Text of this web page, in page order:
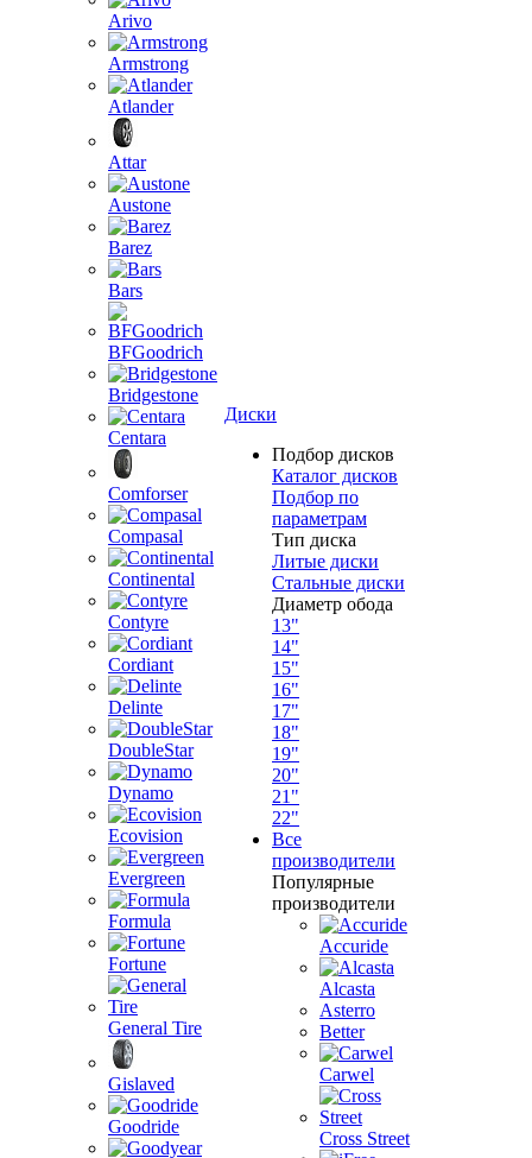
Arivo
Armstrong
Atlander
Attar
Austone
Barez
Bars
BFGoodrich
Bridgestone
Centara
Comforser
Compasal
Continental
Contyre
Cordiant
Delinte
DoubleStar
Dynamo
Ecovision
Evergreen
Formula
Fortune
General Tire
Gislaved
Goodride
Диски
Подбор дисков
Каталог дисков
Подбор по
параметрам
Тип диска
Литые диски
Стальные диски
Диаметр обода
13"
14"
15"
16"
17"
18"
19"
20"
21"
22"
Все
производители
Популярные
производители
Accuride
Alcasta
Asterro
Better
Carwel
Cross Street